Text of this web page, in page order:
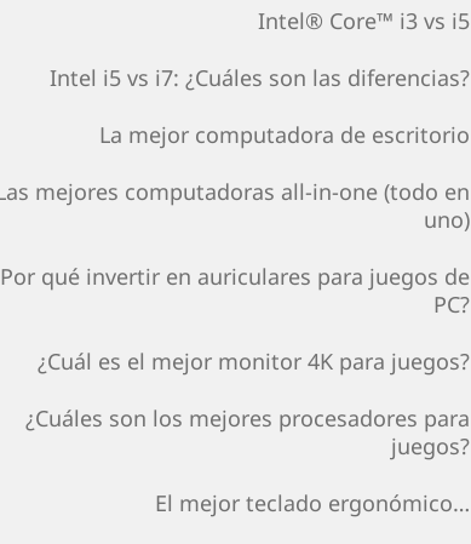
Intel® Core™ i3 vs i5
Intel i5 vs i7: ¿Cuáles son las diferencias?
La mejor computadora de escritorio
mejores computadoras all-in-one (todo en
uno)
qué invertir en auriculares para juegos de
PC?
¿Cuál es el mejor monitor 4K para juegos?
¿Cuáles son los mejores procesadores para
juegos?
El mejor teclado ergonómico…